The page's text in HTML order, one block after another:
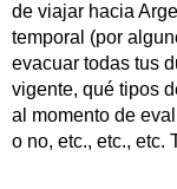
de viajar hacia
temporal (por
evacuar todas tus
vigente, qué tipos
al momento de
o no, etc., etc., etc.